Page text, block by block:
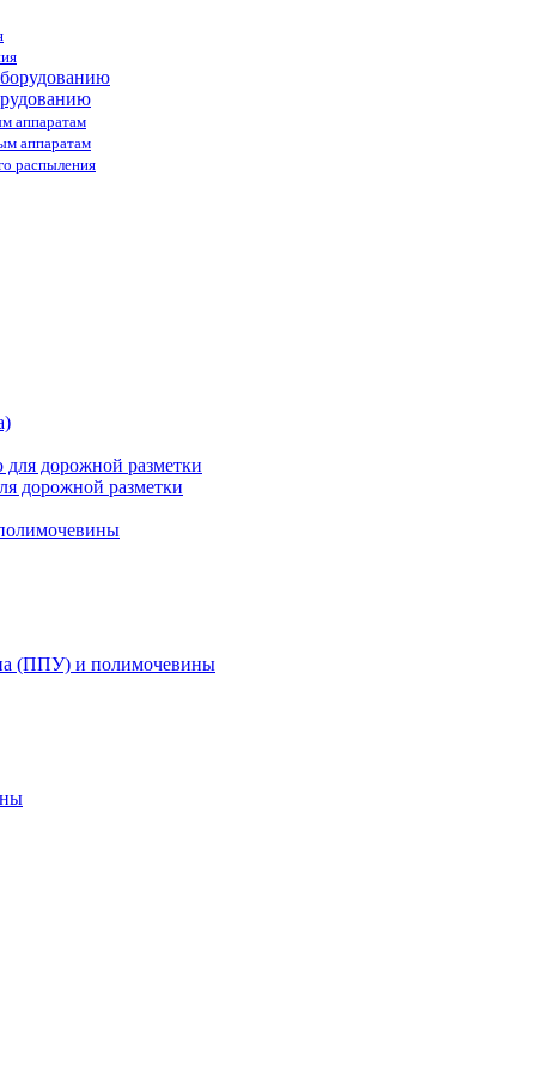
аппаратам
аппаратам
распыления
дорожной разметки
(ППУ) и полимочевины